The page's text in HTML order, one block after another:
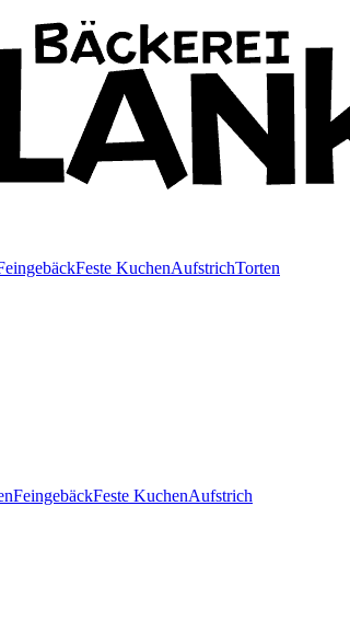
Feste KuchenAufstrichTorten
FeingebäckFeste KuchenAufstrich